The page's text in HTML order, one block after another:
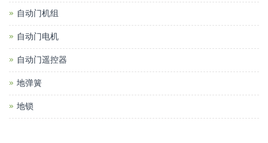
自动门机组
自动门电机
自动门遥控器
地弹簧
地锁